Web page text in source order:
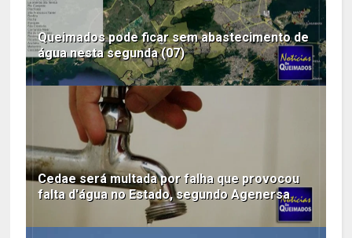
Queimados pode ficar sem abastecimento de
água nesta segunda (07)
Cedae será multada por falha que provocou
falta d'água no Estado, segundo Agenersa